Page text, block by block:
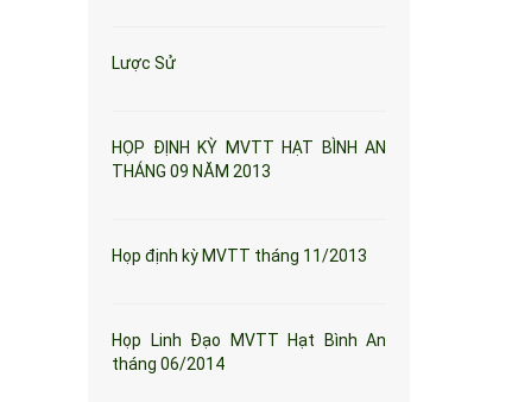
Lược Sử
HỌP ĐỊNH KỲ MVTT HẠT BÌNH AN
THÁNG 09 NĂM 2013
Họp định kỳ MVTT tháng 11/2013
Họp Linh Đạo MVTT Hạt Bình An
tháng 06/2014